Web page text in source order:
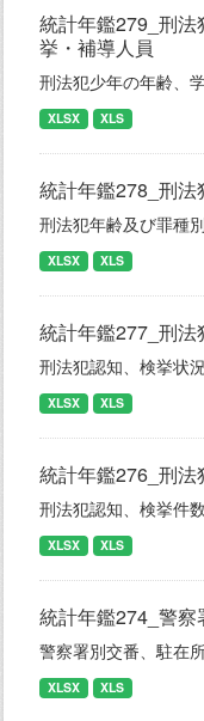
統計年鑑279_刑
挙・補導人員
刑法犯少年の年齢、
XLSX XLS
統計年鑑278_刑法
刑法犯年齢及び罪種
XLSX XLS
統計年鑑277_刑法
刑法犯認知、検挙状
XLSX XLS
統計年鑑276_刑
刑法犯認知、検挙件
XLSX XLS
統計年鑑274_警
警察署別交番、駐在
XLSX XLS